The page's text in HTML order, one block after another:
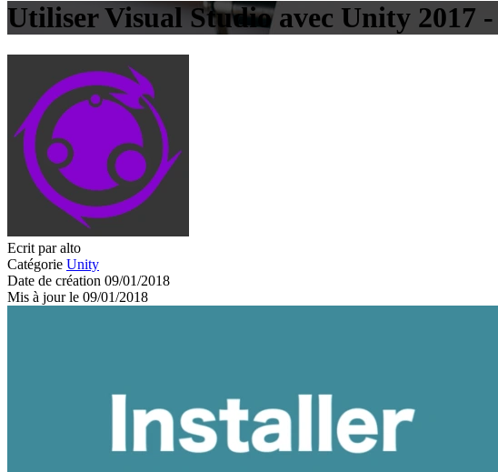
Utiliser Visual Studio avec Unity
Ecrit par alto
Catégorie Unity
Date de création 09/01/2018
Mis à jour le 09/01/2018